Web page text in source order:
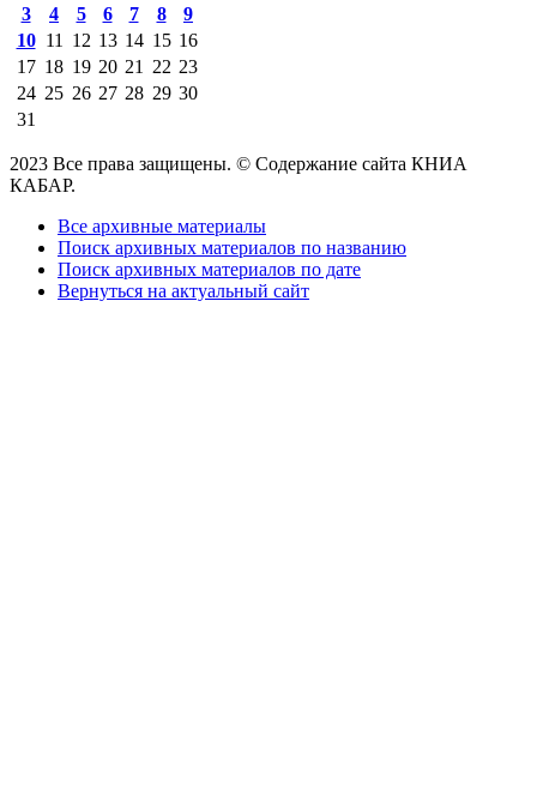
3
4 5 6 7 8
9
10 11 12 13 14 15 16
17 18 19 20 21 22 23
24 25 26 27 28 29 30
31
2023 Все права защищены. © Содержание сайта КНИА
КАБАР.
Все архивные материалы
Поиск архивных материалов по названию
Поиск архивных материалов по дате
Вернуться на актуальный сайт